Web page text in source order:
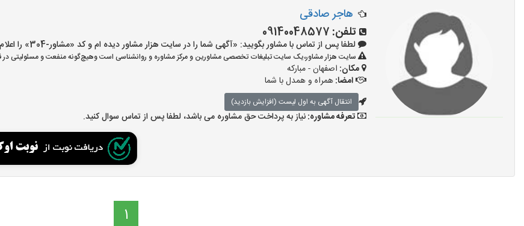
هاجر صادقی
تلفن: 09140048577
لطفا پس از تماس با مشاور بگویید: «آگهی شما را در سایت هزار مشاور دیده ام و کد «مشاور-304» را اعلام کنید»
سایت هزار مشاور،یک سایت تبلیغات تخصصی مشاورین و مرکز مشاوره و روانشناسی است وهیچ‌گونه منفعت و مسئولیتی در
مکان: اصفهان - مبارکه
امضا:همراه و همدل با شما
انتقال آگهی به اول لیست (افزایش بازدید)
تعرفه مشاوره:نیاز به پرداخت حق مشاوره می باشد، لطفا پس از تماس سوال کنید.
1